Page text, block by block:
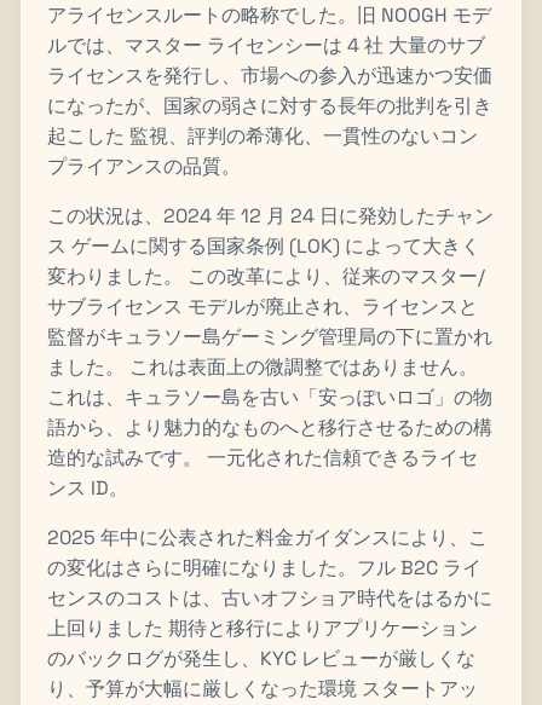
アライセンスルートの略称でした。旧 NOOGH モデ
ルでは、マスター ライセンシーは 4 社 大量のサブ
ライセンスを発行し、市場への参入が迅速かつ安価
になったが、国家の弱さに対する長年の批判を引き
起こした 監視、評判の希薄化、一貫性のないコン
プライアンスの品質。
この状況は、2024 年 12 月 24 日に発効したチャン
ス ゲームに関する国家条例 (LOK) によって大きく
変わりました。 この改革により、従来のマスター/
サブライセンス モデルが廃止され、ライセンスと
監督がキュラソー島ゲーミング管理局の下に置かれ
ました。 これは表面上の微調整ではありません。
これは、キュラソー島を古い「安っぽいロゴ」の物
語から、より魅力的なものへと移行させるための構
造的な試みです。 一元化された信頼できるライセ
ンス ID。
2025 年中に公表された料金ガイダンスにより、こ
の変化はさらに明確になりました。フル B2C ライ
センスのコストは、古いオフショア時代をはるかに
上回りました 期待と移行によりアプリケーション
のバックログが発生し、KYC レビューが厳しくな
り、予算が大幅に厳しくなった環境 スタートアッ